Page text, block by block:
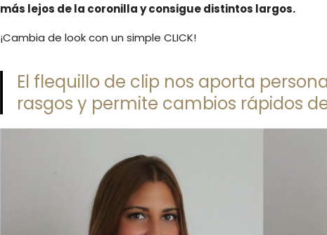
más lejos de la coronilla y consigue distintos largos.
¡Cambia de look con un simple CLICK!
El flequillo de clip nos aporta
rasgos y permite cambios rápidos